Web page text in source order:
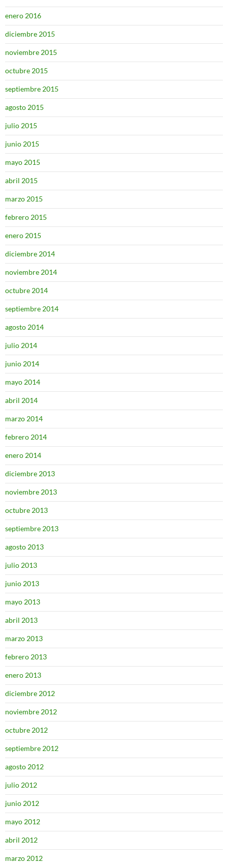
enero 2016
diciembre 2015
noviembre 2015
octubre 2015
septiembre 2015
agosto 2015
julio 2015
junio 2015
mayo 2015
abril 2015
marzo 2015
febrero 2015
enero 2015
diciembre 2014
noviembre 2014
octubre 2014
septiembre 2014
agosto 2014
julio 2014
junio 2014
mayo 2014
abril 2014
marzo 2014
febrero 2014
enero 2014
diciembre 2013
noviembre 2013
octubre 2013
septiembre 2013
agosto 2013
julio 2013
junio 2013
mayo 2013
abril 2013
marzo 2013
febrero 2013
enero 2013
diciembre 2012
noviembre 2012
octubre 2012
septiembre 2012
agosto 2012
julio 2012
junio 2012
mayo 2012
abril 2012
marzo 2012